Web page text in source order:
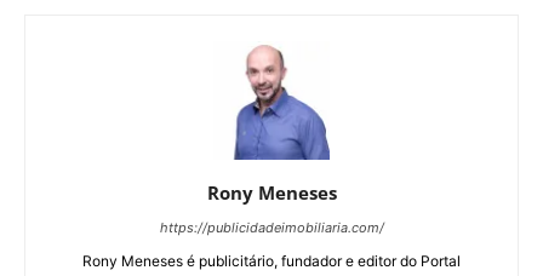
Rony Meneses
https://publicidadeimobiliaria.com/
Rony Meneses é publicitário, fundador e editor do Portal